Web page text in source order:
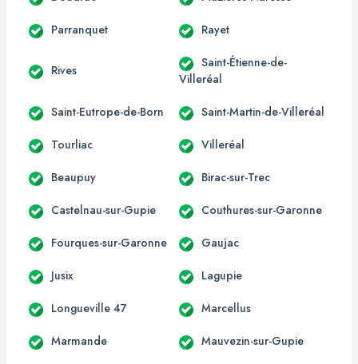
Parranquet Rayet
Rives
Saint-Étienne-de-
Villeréal
Saint-Eutrope-de-Born Saint-Martin-de-Villeréal
Tourliac Villeréal
Beaupuy Birac-sur-Trec
Castelnau-sur-Gupie Couthures-sur-Garonne
Fourques-sur-Garonne Gaujac
Jusix Lagupie
Longueville 47 Marcellus
Marmande Mauvezin-sur-Gupie